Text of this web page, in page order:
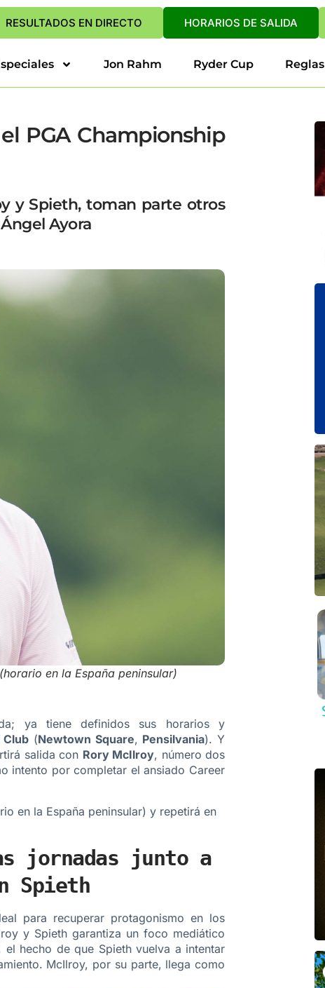
RESULTADOS EN DIRECTO HORARIOS DE SALIDA
Jon Rahm Ryder Cup Reglas
PGA Championship
y Spieth, toman parte otros
Ayora
en la España peninsular)
ya tiene definidos sus horarios y
Club (Newtown Square, Pensilvania). Y
salida con Rory McIlroy, número dos
intento por completar el ansiado Career
en la España peninsular) y repetirá en
jornadas junto a
Spieth
para recuperar protagonismo en los
y Spieth garantiza un foco mediático
hecho de que Spieth vuelva a intentar
McIlroy, por su parte, llega como